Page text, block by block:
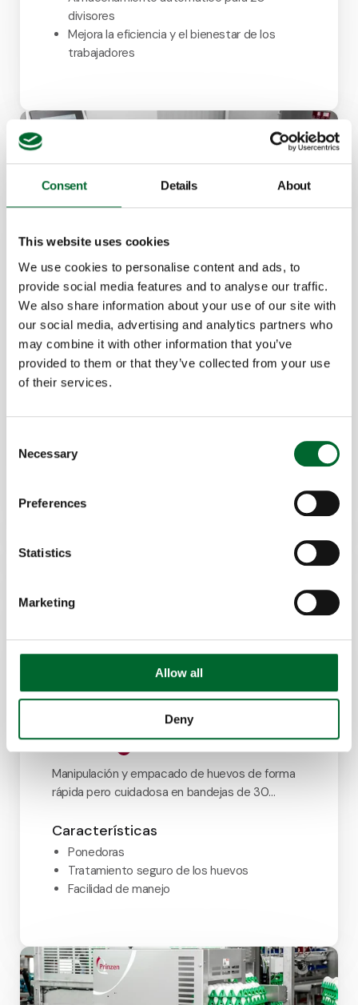
Consent Details About
This website uses cookies
We use cookies to personalise content and ads, to
provide social media features and to analyse our traffic.
We also share information about your use of our site with
our social media, advertising and analytics partners who
may combine it with other information that you’ve
provided to them or that they’ve collected from your use
of their services.
Selection
Necessary
Preferences
Statistics
Marketing
Allow all
Deny
divisores
Mejora la eficiencia y el bienestar de los
trabajadores
Prinzen 50-70-100
Empacadoras de huevos de consumo: ofrecer la
máxima calidad de los huevos durante todo el
proceso.
Características
Reduce el trabajo manual
Speedpack
Manipulación y empacado de huevos de forma
rápida pero cuidadosa en bandejas de 30
Características
Ponedoras
Tratamiento seguro de los huevos
Facilidad de manejo